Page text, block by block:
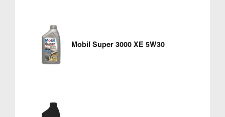
Mobil Super 3000 XE 5W30